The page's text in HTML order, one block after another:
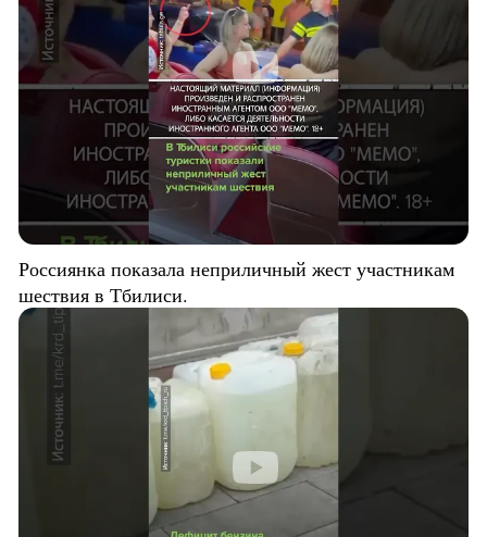
Россиянка показала неприличный жест участникам
шествия в Тбилиси.